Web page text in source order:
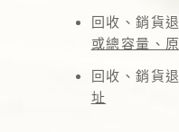
回收、銷貨
或總容量、
回收、銷貨
址